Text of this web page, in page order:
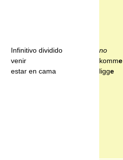
Infinitivo dividido
venir
estar en cama
no
komme
ligge